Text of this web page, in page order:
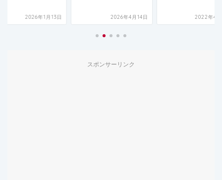
2026年1月13日 2026年4月14日 2022年4
スポンサーリンク